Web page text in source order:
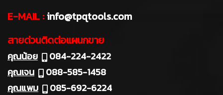
E-MAIL :info@tpqtools.com
สายด่วนติดต่อแผนกขาย
คุณน้อย
084-224-2422
คุณเจน
088-585-1458
คุณแพม
085-692-6224